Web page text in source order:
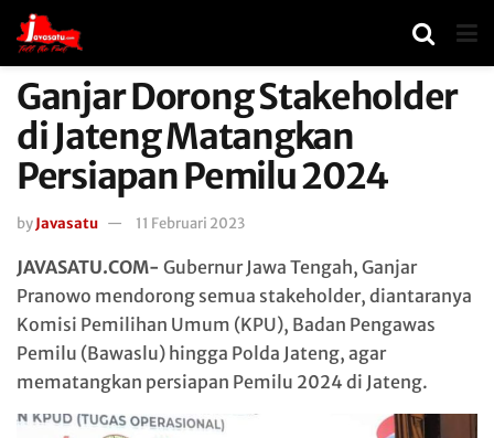
Ganjar Dorong Stakeholder
di Jateng Matangkan
Persiapan Pemilu 2024
byJavasatu 11 Februari 2023
JAVASATU.COM- Gubernur Jawa Tengah, Ganjar
Pranowo mendorong semua stakeholder, diantaranya
Komisi Pemilihan Umum (KPU), Badan Pengawas
Pemilu (Bawaslu) hingga Polda Jateng, agar
mematangkan persiapan Pemilu 2024 di Jateng.